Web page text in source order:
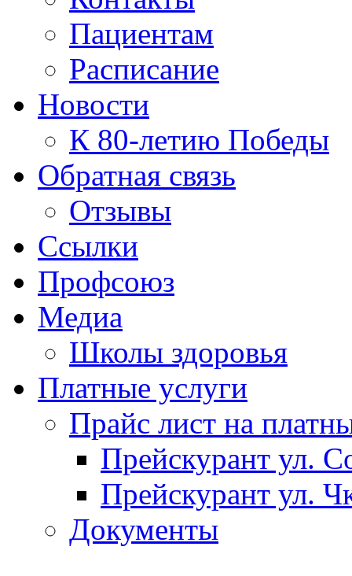
Пациентам
Расписание
Новости
К 80-летию Победы
Обратная связь
Отзывы
Ссылки
Профсоюз
Медиа
Школы здоровья
Платные услуги
Прайс лист на
Прейскурант ул.
Прейскурант ул.
Документы